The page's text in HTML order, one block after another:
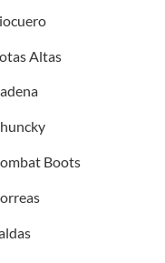
Altas
Boots